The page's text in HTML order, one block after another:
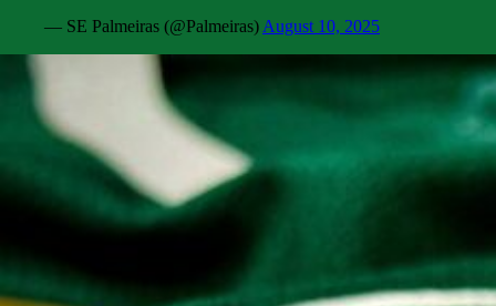
— SE Palmeiras (@Palmeiras)August 10, 2025